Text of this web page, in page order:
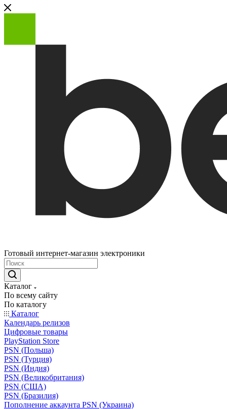
Готовый интернет-магазин электроники
Каталог
По всему сайту
По каталогу
Каталог
Календарь релизов
Цифровые товары
PlayStation Store
PSN (Польша)
PSN (Турция)
PSN (Индия)
PSN (Великобритания)
PSN (США)
PSN (Бразилия)
Пополнение аккаунта PSN (Украина)